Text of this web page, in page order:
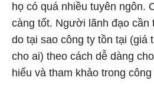
họ có quá nhiều tuyên ngôn.
càng tốt. Người lãnh đạo cần
do tại sao công ty tồn tại (giá
cho ai) theo cách dễ dàng
hiểu và tham khảo trong công